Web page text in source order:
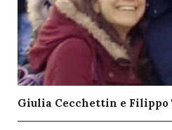
Giulia Cecchettin e Filippo